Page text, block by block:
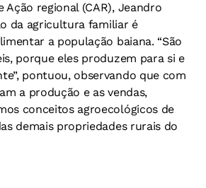
Ação regional (CAR), Jeandro
da agricultura familiar é
a população baiana. “São
porque eles produzem para si e
pontuou, observando que com
a produção e as vendas,
conceitos agroecológicos de
demais propriedades rurais do